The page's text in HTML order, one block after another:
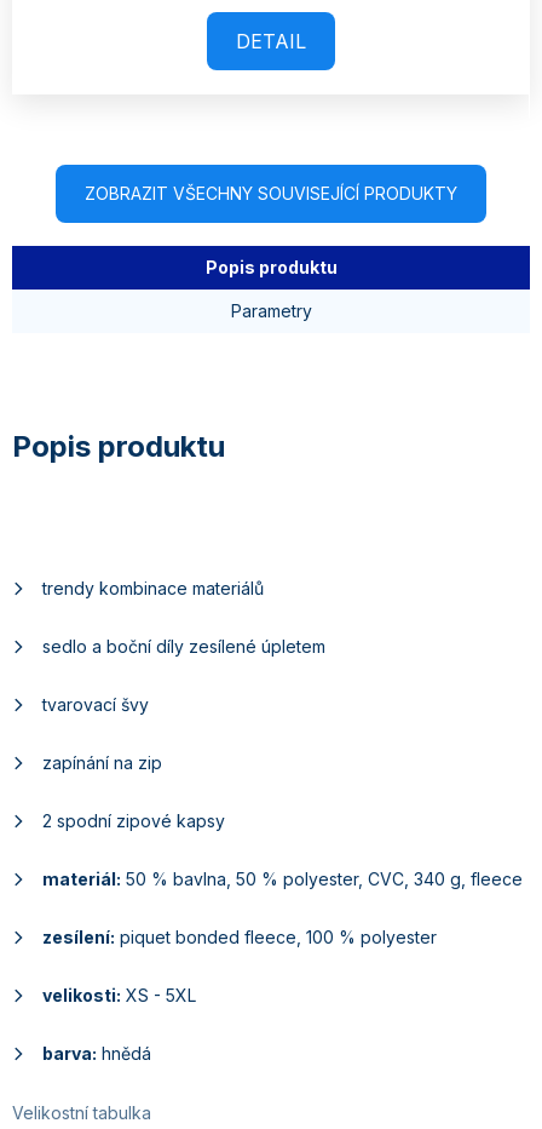
DETAIL
ZOBRAZIT VŠECHNY SOUVISEJÍCÍ PRODUKTY
Popis produktu
Parametry
trendy kombinace materiálů
sedlo a boční díly zesílené úpletem
tvarovací švy
zapínání na zip
2 spodní zipové kapsy
materiál: 50 % bavlna, 50 % polyester, CVC, 340 g, fleece
zesílení: piquet bonded fleece, 100 % polyester
velikosti: XS - 5XL
barva: hnědá
Velikostní tabulka